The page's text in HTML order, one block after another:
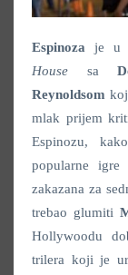
Espinoza je u
House sa
Reynoldsom
mlak prijem
Espinozu,
popularne igre
zakazana za
trebao glumiti
Hollywoodu
trilera koji je